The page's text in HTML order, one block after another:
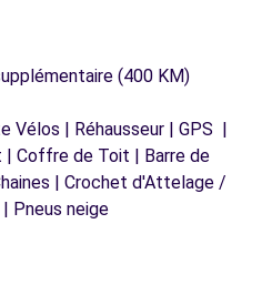
(400 KM)
Vélos | Réhausseur | GPS |
| Coffre de Toit | Barre de
| Crochet d'Attelage /
Pneus neige